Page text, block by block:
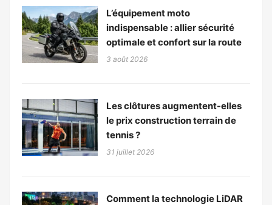
L’équipement moto
indispensable : allier sécurité
optimale et confort sur la route
3 août 2026
Les clôtures augmentent-elles
le prix construction terrain de
tennis ?
31 juillet 2026
Comment la technologie LiDAR